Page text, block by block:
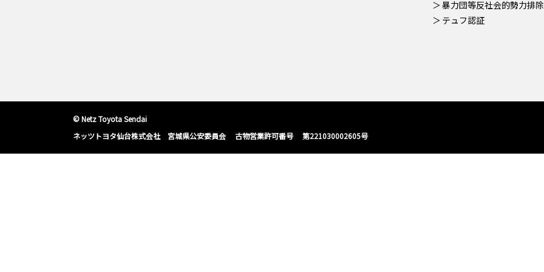
暴力団等反社会的勢力排
テュフ認証
© Netz Toyota Sendai
ネッツトヨタ仙台株式会社 宮城県公安委員会 古物営業許可番号 第221030002605号